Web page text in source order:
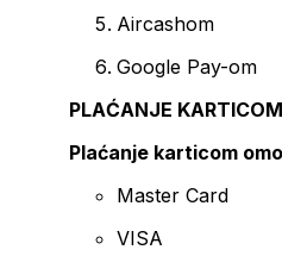
Aircashom
Google Pay-om
PLAĆANJE KARTICOM
Plaćanje karticom
Master Card
VISA